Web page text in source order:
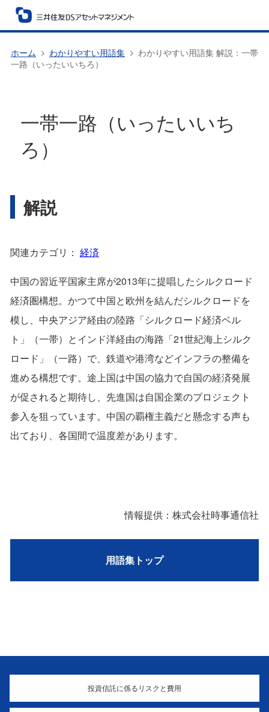
ホーム わかりやすい用語集
わかりやすい用語集 解説：一帯
一路（いったいいちろ）
一帯一路（いったいいち
ろ）
解説
関連カテゴリ： 経済
中国の習近平国家主席が2013年に提唱したシルクロード
経済圏構想。かつて中国と欧州を結んだシルクロードを
模し、中央アジア経由の陸路「シルクロード経済ベル
ト」（一帯）とインド洋経由の海路「21世紀海上シルク
ロード」（一路）で、鉄道や港湾などインフラの整備を
進める構想です。途上国は中国の協力で自国の経済発展
が促されると期待し、先進国は自国企業のプロジェクト
参入を狙っています。中国の覇権主義だと懸念する声も
出ており、各国間で温度差があります。
情報提供：株式会社時事通信社
用語集トップ
投資信託に係るリスクと費用